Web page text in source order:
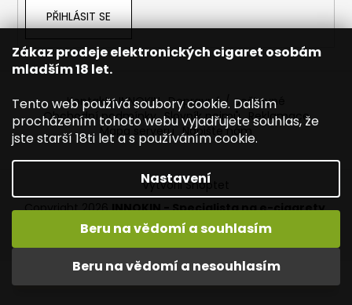
Zákaz prodeje elektronických cigaret osobám
mladším 18 let.
Tento web používá soubory cookie. Dalším
procházením tohoto webu vyjadřujete souhlas, že
jste starší 18ti let a s používáním cookie.
Nastavení
Beru na vědomí a nesouhlasím
Beru na vědomí a souhlasím
Vítejte ve světě INNOKIN. Nabízíme Vám to nejlepší ze světa
vapingu. DORUČENÍ ZDARMA nad 1000,- kč / 50 EURO!
í
t
?
HLEDAT
D
u
PŘIHLÁSIT SE
Kontakty INNOKIN Dopravné / poštovné
Obchodní podmínky Slovník pojmů Reklamace
Mapa serveru
Napište nám
Vytvořil Shoptet
Copyright 2026INNOKIN - Specialista na e-cigarety.
Všechna práva vyhrazena.Upravit nastavení cookies